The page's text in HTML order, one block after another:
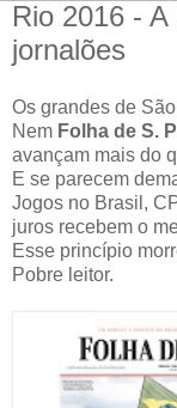
Rio 2016 -
jornalões
Os grandes de
Nem Folha de S.
avançam mais do
E se parecem
Jogos no Brasil,
juros recebem o
Esse princípio
Pobre leitor.